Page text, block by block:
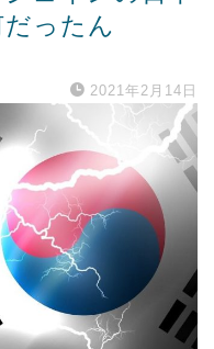
ったん
2021年2月14日